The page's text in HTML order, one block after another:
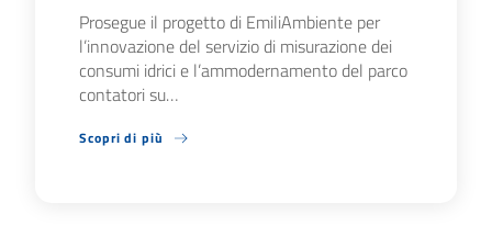
Prosegue il progetto di EmiliAmbiente per
l’innovazione del servizio di misurazione dei
consumi idrici e l’ammodernamento del parco
contatori su…
Scopri di più